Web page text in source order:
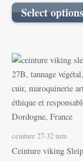
Select options
ceinture 27-32 mm
Ceinture viking
à